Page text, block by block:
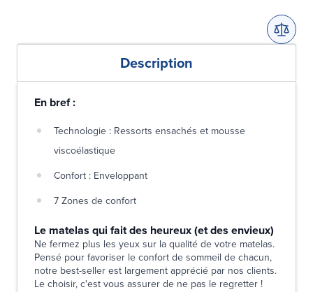
Description
En bref :
Technologie : Ressorts ensachés et mousse
viscoélastique
Confort : Enveloppant
7 Zones de confort
Le matelas qui fait des heureux (et des envieux)
Ne fermez plus les yeux sur la qualité de votre matelas.
Pensé pour favoriser le confort de sommeil de chacun,
notre best-seller est largement apprécié par nos clients.
Le choisir, c'est vous assurer de ne pas le regretter !